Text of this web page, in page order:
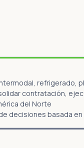
contratación,
del Norte
decisiones basada